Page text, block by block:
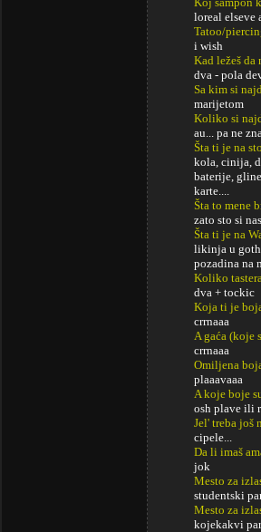
loreal elseve
Tatoo/
i wish
Kad ležeš da
dva - pola
Sa kim si
marijetom
Koliko si
au... pa ne
Šta ti je na
kola, cinija,
baterije,
karte....
Šta to mene
zato sto si
Šta ti je na
likinja u
pozadina na
Koliko
dva + tockic
Koja ti je
crrnaaa
A gaća (koje
crrnaaa
Omiljena
plaaavaaa
A koje boje
osh plave ili
Jel' treba još
cipele...
Da li imaš
jok
Mesto za
studentski
Mesto za
kojekakvi